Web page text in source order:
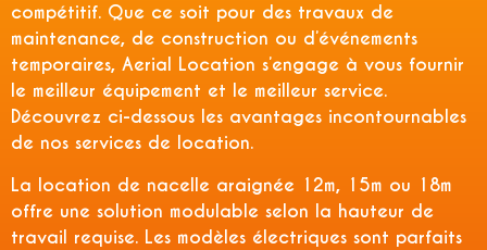
compétitif. Que ce soit pour des travaux de
maintenance, de construction ou d’événements
temporaires, Aerial Location s’engage à vous fournir
le meilleur équipement et le meilleur service.
Découvrez ci-dessous les avantages incontournables
de nos services de location.
La location de nacelle araignée 12m, 15m ou 18m
offre une solution modulable selon la hauteur de
travail requise. Les modèles électriques sont parfaits